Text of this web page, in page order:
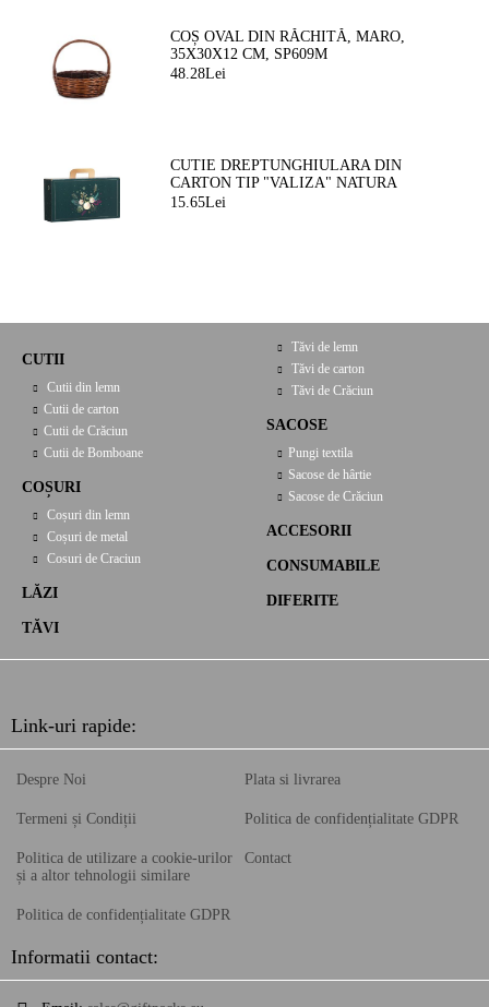
COȘ OVAL DIN RĂCHITĂ, MARO,
35X30X12 CM, SP609M
48.28Lei
CUTIE DREPTUNGHIULARA DIN
CARTON TIP "VALIZA" NATURA
FERMEATA VERDE/AURIE, 33,0 X 18,5
15.65Lei
CUTII
Cutii din lemn
Cutii de carton
Cutii de Crăciun
Cutii de Bomboane
COȘURI
Coșuri din lemn
Coșuri de metal
Cosuri de Craciun
LĂZI
TĂVI
Tăvi de lemn
Tăvi de carton
Tăvi de Crăciun
SACOSE
Pungi textila
Sacose de hârtie
Sacose de Crăciun
ACCESORII
CONSUMABILE
DIFERITE
Link-uri rapide:
Despre Noi
Termeni și Condiții
Politica de utilizare a cookie-urilor
și a altor tehnologii similare
Politica de confidențialitate GDPR
Plata si livrarea
Politica de confidențialitate GDPR
Contact
Informatii contact: